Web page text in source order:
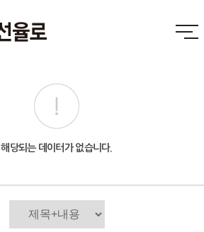
해당되는 데이터가 없습니다.